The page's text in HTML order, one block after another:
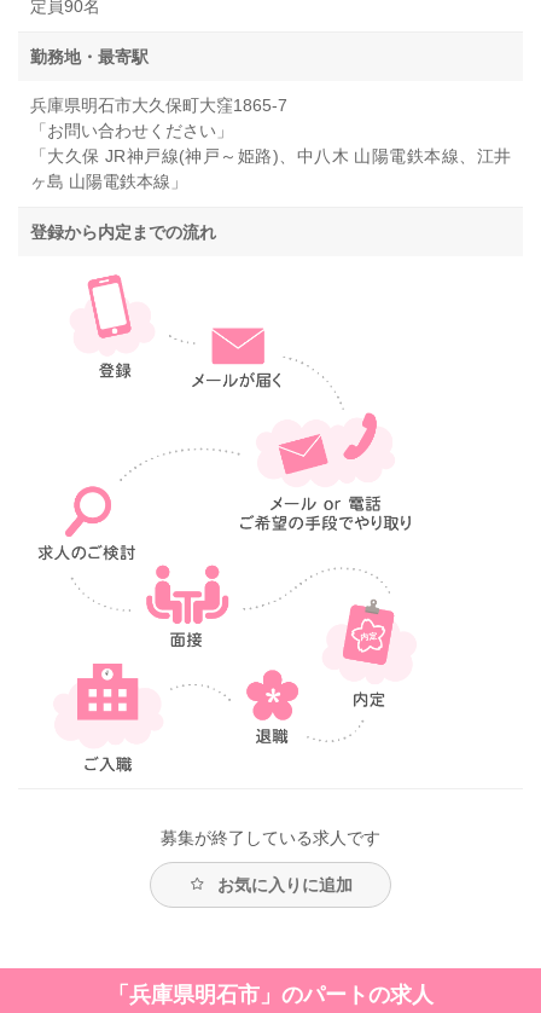
定員90名
勤務地・最寄駅
兵庫県明石市大久保町大窪1865-7
「お問い合わせください」
「大久保 JR神戸線(神戸～姫路)、中八木 山陽電鉄本線、江井
ヶ島 山陽電鉄本線」
登録から内定までの流れ
募集が終了している求人です
お気に入りに追加
「兵庫県明石市」のパートの求人